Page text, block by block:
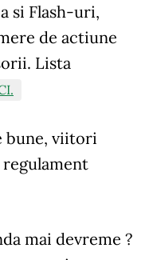
si Flash-uri,
de actiune
Lista
bune, viitori
regulament
mai devreme ?